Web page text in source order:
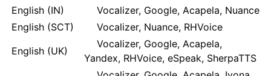
English (IN)
Vocalizer, Google, Acapela, Nuance
English (SCT)
Vocalizer, Nuance, RHVoice
English (UK)
Vocalizer, Google, Acapela,
Yandex, RHVoice, eSpeak, SherpaTTS